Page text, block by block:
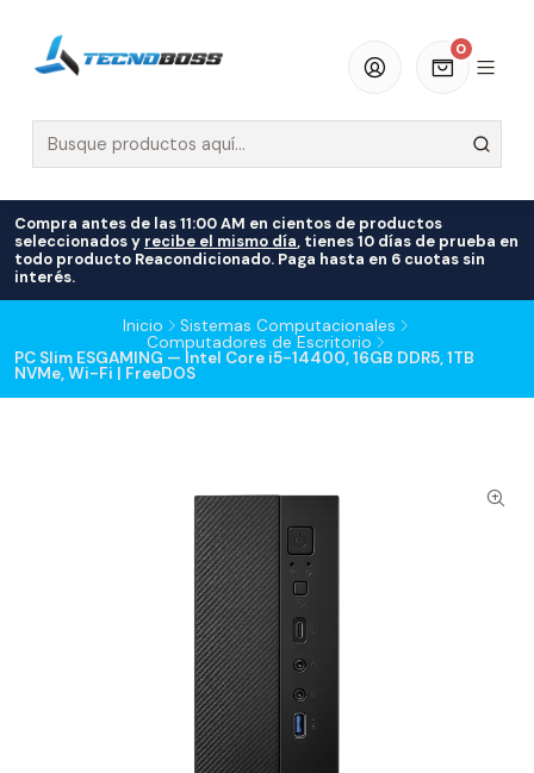
0
Compra antes de las 11:00 AM en cientos de productos
seleccionados y recibe el mismo día, tienes 10 días de prueba en
todo producto Reacondicionado. Paga hasta en 6 cuotas sin
interés.
Inicio
Sistemas Computacionales
Computadores de Escritorio
PC Slim ESGAMING — Intel Core i5-14400, 16GB DDR5, 1TB
NVMe, Wi-Fi | FreeDOS